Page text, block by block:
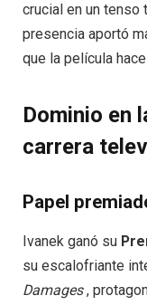
crucial en un tenso
presencia aportó
que la película
Dominio en
carrera
Papel
Ivanek ganó su
su escalofriante
Damages,